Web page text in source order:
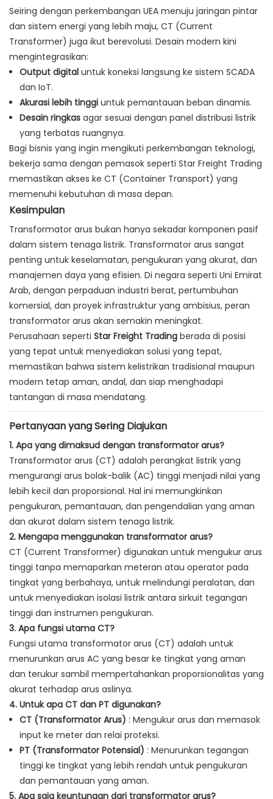
Seiring dengan perkembangan UEA menuju jaringan pintar
dan sistem energi yang lebih maju, CT (Current
Transformer) juga ikut berevolusi. Desain modern kini
mengintegrasikan:
Output digitaluntuk koneksi langsung ke sistem SCADA
dan IoT.
Akurasi lebih tinggiuntuk pemantauan beban dinamis.
Desain ringkasagar sesuai dengan panel distribusi listrik
yang terbatas ruangnya.
Bagi bisnis yang ingin mengikuti perkembangan teknologi,
bekerja sama dengan pemasok seperti Star Freight Trading
memastikan akses ke CT (Container Transport) yang
memenuhi kebutuhan di masa depan.
Kesimpulan
Transformator arus bukan hanya sekadar komponen pasif
dalam sistem tenaga listrik. Transformator arus sangat
penting untuk keselamatan, pengukuran yang akurat, dan
manajemen daya yang efisien. Di negara seperti Uni Emirat
Arab, dengan perpaduan industri berat, pertumbuhan
komersial, dan proyek infrastruktur yang ambisius, peran
transformator arus akan semakin meningkat.
Perusahaan seperti Star Freight Trading berada di posisi
yang tepat untuk menyediakan solusi yang tepat,
memastikan bahwa sistem kelistrikan tradisional maupun
modern tetap aman, andal, dan siap menghadapi
tantangan di masa mendatang.
Pertanyaan yang Sering Diajukan
1. Apa yang dimaksud dengan transformator arus?
Transformator arus (CT) adalah perangkat listrik yang
mengurangi arus bolak-balik (AC) tinggi menjadi nilai yang
lebih kecil dan proporsional. Hal ini memungkinkan
pengukuran, pemantauan, dan pengendalian yang aman
dan akurat dalam sistem tenaga listrik.
2. Mengapa menggunakan transformator arus?
CT (Current Transformer) digunakan untuk mengukur arus
tinggi tanpa memaparkan meteran atau operator pada
tingkat yang berbahaya, untuk melindungi peralatan, dan
untuk menyediakan isolasi listrik antara sirkuit tegangan
tinggi dan instrumen pengukuran.
3. Apa fungsi utama CT?
Fungsi utama transformator arus (CT) adalah untuk
menurunkan arus AC yang besar ke tingkat yang aman
dan terukur sambil mempertahankan proporsionalitas yang
akurat terhadap arus aslinya.
4. Untuk apa CT dan PT digunakan?
CT (Transformator Arus) : Mengukur arus dan memasok
input ke meter dan relai proteksi.
PT (Transformator Potensial) : Menurunkan tegangan
tinggi ke tingkat yang lebih rendah untuk pengukuran
dan pemantauan yang aman.
5. Apa saja keuntungan dari transformator arus?